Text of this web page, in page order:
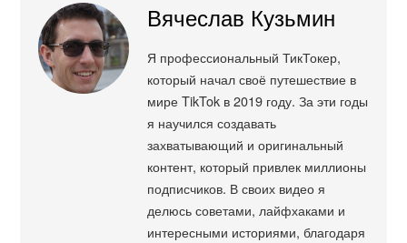
Вячеслав Кузьмин
Я профессиональный ТикТокер,
который начал своё путешествие в
мире TikTok в 2019 году. За эти годы
я научился создавать
захватывающий и оригинальный
контент, который привлек миллионы
подписчиков. В своих видео я
делюсь советами, лайфхаками и
интересными историями, благодаря